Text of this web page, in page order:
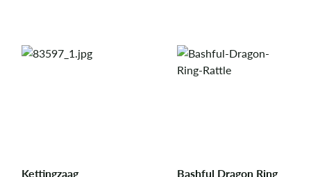
Kettingzaag
Bashful Dragon Ring